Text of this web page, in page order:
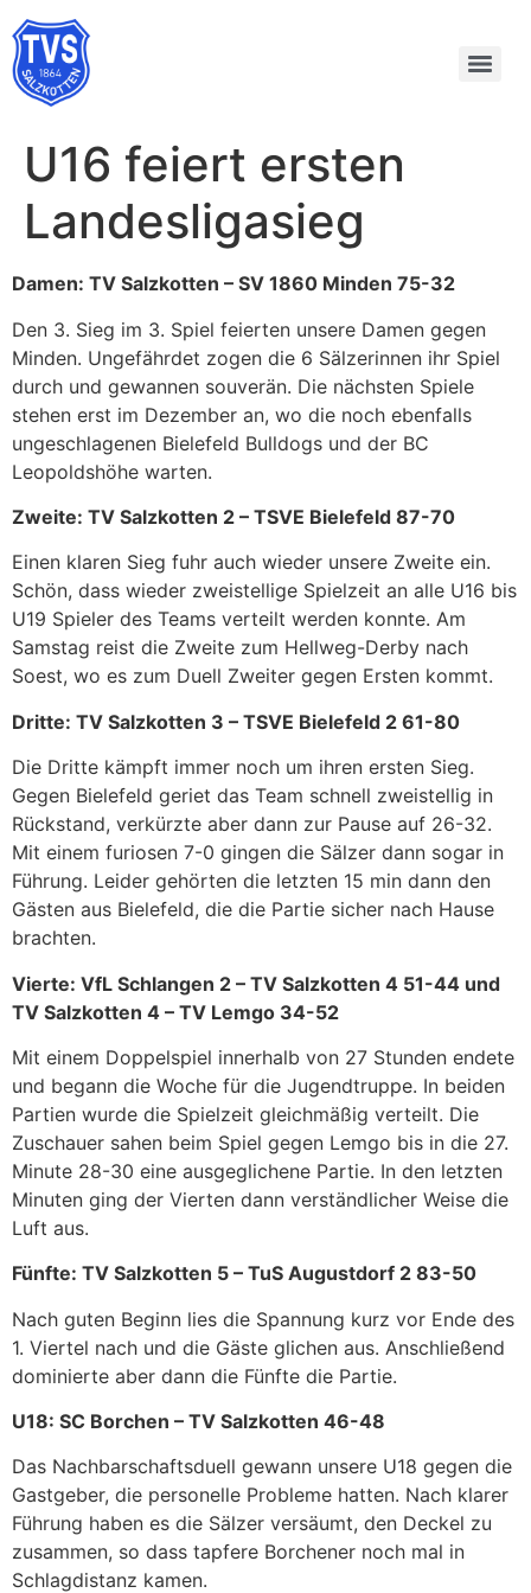
U16 feiert ersten
Landesligasieg
Damen: TV Salzkotten – SV 1860 Minden 75-32
Den 3. Sieg im 3. Spiel feierten unsere Damen gegen
Minden. Ungefährdet zogen die 6 Sälzerinnen ihr Spiel
durch und gewannen souverän. Die nächsten Spiele
stehen erst im Dezember an, wo die noch ebenfalls
ungeschlagenen Bielefeld Bulldogs und der BC
Leopoldshöhe warten.
Zweite: TV Salzkotten 2 – TSVE Bielefeld 87-70
Einen klaren Sieg fuhr auch wieder unsere Zweite ein.
Schön, dass wieder zweistellige Spielzeit an alle U16 bis
U19 Spieler des Teams verteilt werden konnte. Am
Samstag reist die Zweite zum Hellweg-Derby nach
Soest, wo es zum Duell Zweiter gegen Ersten kommt.
Dritte: TV Salzkotten 3 – TSVE Bielefeld 2 61-80
Die Dritte kämpft immer noch um ihren ersten Sieg.
Gegen Bielefeld geriet das Team schnell zweistellig in
Rückstand, verkürzte aber dann zur Pause auf 26-32.
Mit einem furiosen 7-0 gingen die Sälzer dann sogar in
Führung. Leider gehörten die letzten 15 min dann den
Gästen aus Bielefeld, die die Partie sicher nach Hause
brachten.
Vierte: VfL Schlangen 2 – TV Salzkotten 4 51-44 und
TV Salzkotten 4 – TV Lemgo 34-52
Mit einem Doppelspiel innerhalb von 27 Stunden endete
und begann die Woche für die Jugendtruppe. In beiden
Partien wurde die Spielzeit gleichmäßig verteilt. Die
Zuschauer sahen beim Spiel gegen Lemgo bis in die 27.
Minute 28-30 eine ausgeglichene Partie. In den letzten
Minuten ging der Vierten dann verständlicher Weise die
Luft aus.
Fünfte: TV Salzkotten 5 – TuS Augustdorf 2 83-50
Nach guten Beginn lies die Spannung kurz vor Ende des
1. Viertel nach und die Gäste glichen aus. Anschließend
dominierte aber dann die Fünfte die Partie.
U18: SC Borchen – TV Salzkotten 46-48
Das Nachbarschaftsduell gewann unsere U18 gegen die
Gastgeber, die personelle Probleme hatten. Nach klarer
Führung haben es die Sälzer versäumt, den Deckel zu
zusammen, so dass tapfere Borchener noch mal in
Schlagdistanz kamen.